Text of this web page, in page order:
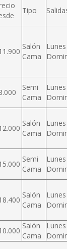
Tipo
Salón
Cama
Semi
Cama
Salón
Cama
Semi
Cama
Salón
Cama
Salón
Cama